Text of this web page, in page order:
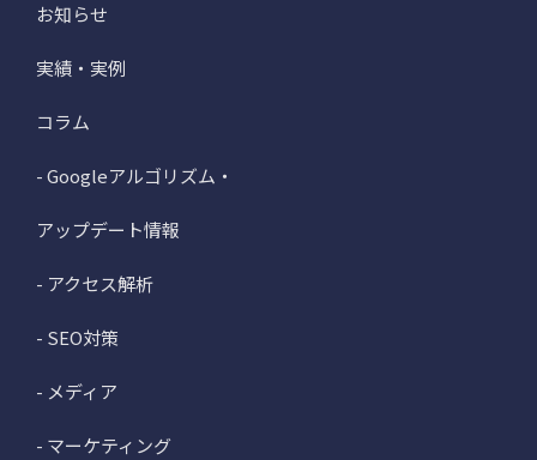
お知らせ
実績・実例
コラム
- Googleアルゴリズム・
アップデート情報
- アクセス解析
- SEO対策
- メディア
- マーケティング